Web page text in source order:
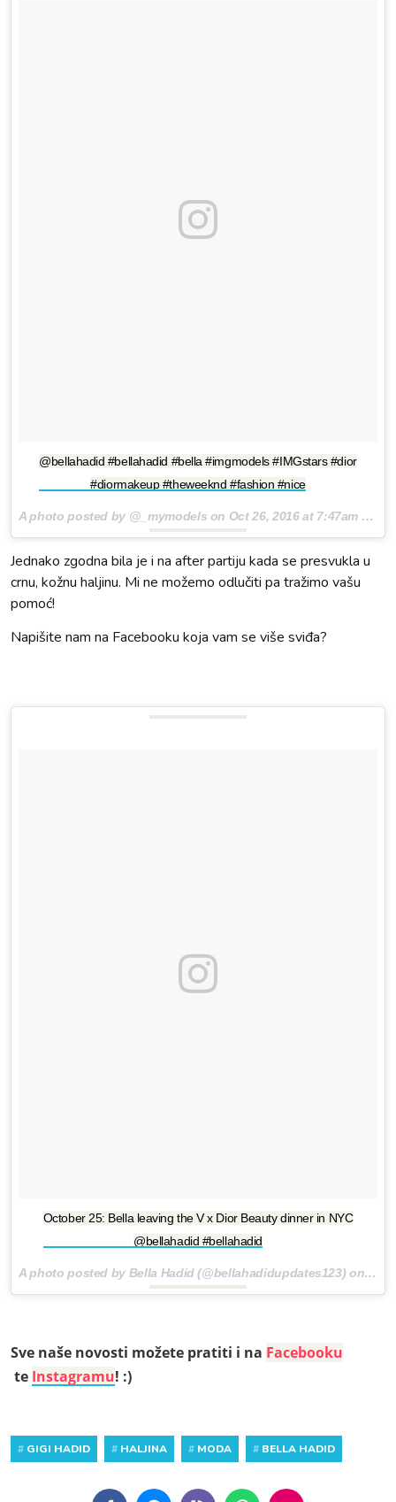
@bellahadid #bellahadid #bella #imgmodels #IMGstars #dior
#diormakeup #theweeknd #fashion #nice
A photo posted by @_mymodels on Oct 26, 2016 at 7:47am PDT
Jednako zgodna bila je i na after partiju kada se presvukla u
crnu, kožnu haljinu. Mi ne možemo odlučiti pa tražimo vašu
pomoć!
Napišite nam na Facebooku koja vam se više sviđa?
October 25: Bella leaving the V x Dior Beauty dinner in NYC
@bellahadid #bellahadid
A photo posted by Bella Hadid (@bellahadidupdates123) onOct
Sve naše novosti možete pratiti i na Facebooku
te Instagramu! :)
# GIGI HADID # HALJINA # MODA # BELLA HADID